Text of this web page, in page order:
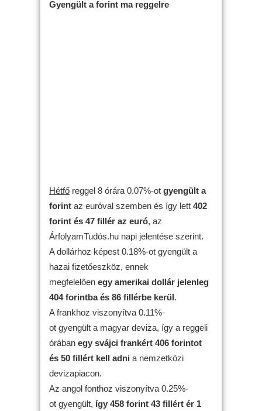
Gyengült a forint ma reggelre
Hétfő reggel 8 órára 0.07%-ot gyengült a
forint az euróval szemben és így lett 402
forint és 47 fillér az euró, az
ÁrfolyamTudós.hu napi jelentése szerint.
A dollárhoz képest 0.18%-ot gyengült a
hazai fizetőeszköz, ennek
megfelelően egy amerikai dollár jelenleg
404 forintba és 86 fillérbe kerül.
A frankhoz viszonyítva 0.11%-
ot gyengült a magyar deviza, így a reggeli
órában egy svájci frankért 406 forintot
és 50 fillért kell adni a nemzetközi
devizapiacon.
Az angol fonthoz viszonyítva 0.25%-
ot gyengült, így 458 forint 43 fillért ér 1